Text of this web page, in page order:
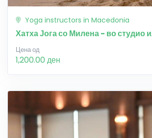
Yoga instructors in Macedonia
Хатха Јога со Милена - во студио
Цена од
1,200.00 ден